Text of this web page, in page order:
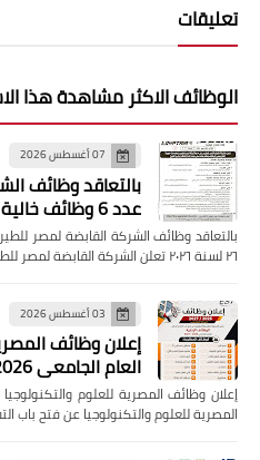
تعليقات
الوظائف الاكثر مشاهدة هذا
07 أغسطس 2026
بالتعاقد وظائف
عدد 6 وظائف خالية
٢٦ لسنة ٢٠٢٦ تعلن الشركة القابضة لمصر للطي…
03 أغسطس 2026
العام الجامعي 2027/2026
المصرية للعلوم والتكنولوجيا عن فتح باب